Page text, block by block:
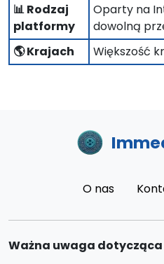
📊 Rodzaj
platformy
Oparty na
dowolną
🌎 Krajach
Większość
O nas
Ważna uwaga